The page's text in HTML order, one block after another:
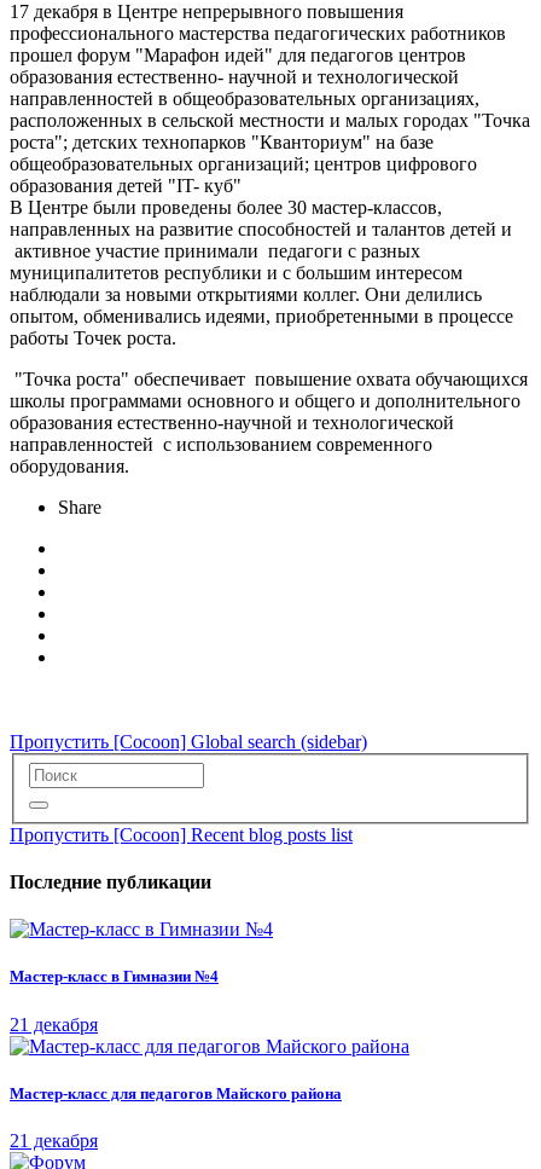
17 декабря в Центре непрерывного повышения
профессионального мастерства педагогических работников
прошел форум "Марафон идей" для педагогов центров
образования естественно- научной и технологической
направленностей в общеобразовательных организациях,
расположенных в сельской местности и малых городах "Точка
роста"; детских технопарков "Кванториум" на базе
общеобразовательных организаций; центров цифрового
образования детей "IT- куб"
В Центре были проведены более 30 мастер-классов,
направленных на развитие способностей и талантов детей и
активное участие принимали педагоги с разных
муниципалитетов республики и с большим интересом
наблюдали за новыми открытиями коллег. Они делились
опытом, обменивались идеями, приобретенными в процессе
работы Точек роста.
"Точка роста" обеспечивает повышение охвата обучающихся
школы программами основного и общего и дополнительного
образования естественно-научной и технологической
направленностей с использованием современного
оборудования.
Share
Пропустить [Cocoon] Global search (sidebar)
Пропустить [Cocoon] Recent blog posts list
Последние публикации
Мастер-класс в Гимназии №4
21 декабря
Мастер-класс для педагогов Майского района
21 декабря